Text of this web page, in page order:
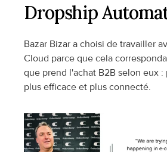
Dropship
Bazar Bizar a choisi de travailler
Cloud parce que cela
que prend l'achat B2B selon eux
plus efficace et plus connecté.